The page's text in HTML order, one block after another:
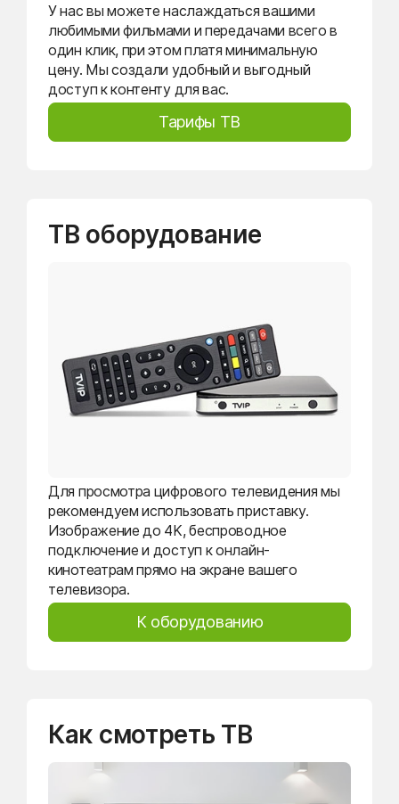
У нас вы можете наслаждаться вашими
любимыми фильмами и передачами всего в
один клик, при этом платя минимальную
цену. Мы создали удобный и выгодный
доступ к контенту для вас.
Тарифы ТВ
ТВ оборудование
Для просмотра цифрового телевидения мы
рекомендуем использовать приставку.
Изображение до 4K, беспроводное
подключение и доступ к онлайн-
кинотеатрам прямо на экране вашего
телевизора.
К оборудованию
Как смотреть ТВ